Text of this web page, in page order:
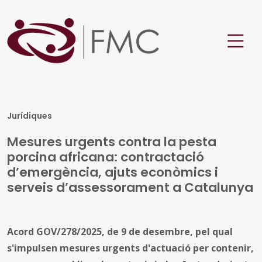
Jurídiques
Mesures urgents contra la pesta
porcina africana: contractació
d’emergència, ajuts econòmics i
serveis d’assessorament a Catalunya
Acord GOV/278/2025, de 9 de desembre, pel qual
s'impulsen mesures urgents d'actuació per contenir,